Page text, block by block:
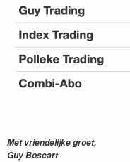
Met vriendelijke groet,
Guy Boscart